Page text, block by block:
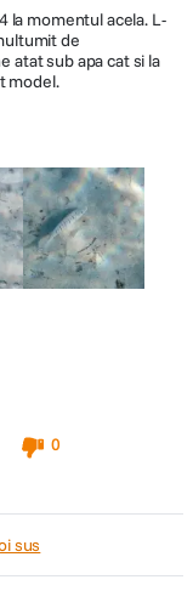
Apus de
noapte, Zapada,
Muzeu
2592x1944,
640x480, (3:2)
12MP:
Blit automat,
lenta,
ochi rosii,
la momentul acela. L-
de
atat sub apa cat si la
model.
0
sus